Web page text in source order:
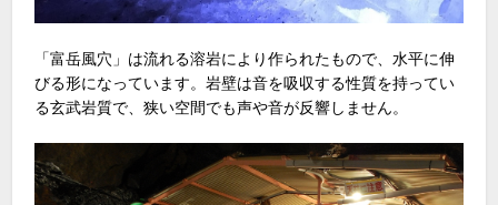
「富岳風穴」は流れる溶岩により作られたもので、水平に伸
びる形になっています。岩壁は音を吸収する性質を持ってい
る玄武岩質で、狭い空間でも声や音が反響しません。